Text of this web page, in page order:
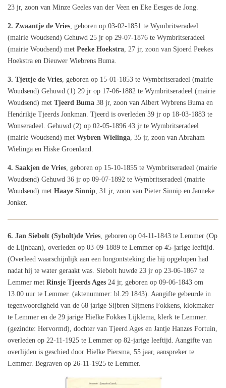
23 jr, zoon van Minze Geeles van der Veen en Eke Eesges de Jong.
2. Zwaantje de Vries , geboren op 03-02-1851 te Wymbritseradeel
(mairie Woudsend) Gehuwd 25 jr op 29-07-1876 te Wymbritseradeel
(mairie Woudsend) met Peeke Hoekstra , 27 jr, zoon van Sjoerd Peekes
Hoekstra en Dieuwer Wiebrens Buma.
3. Tjettje de Vries , geboren op 15-01-1853 te Wymbritseradeel (mairie
Woudsend) Gehuwd (1) 29 jr op 17-06-1882 te Wymbritseradeel (mairie
Woudsend) met Tjeerd Buma 38 jr, zoon van Albert Wybrens Buma en
Hendrikje Tjeerds Jonkman. Tjeerd is overleden 39 jr op 18-03-1883 te
Wonseradeel. Gehuwd (2) op 02-05-1896 43 jr te Wymbritseradeel
(mairie Woudsend) met Wybren Wielinga , 35 jr, zoon van Abraham
Wielinga en Hiske Groenland.
4. Saakjen de Vries , geboren op 15-10-1855 te Wymbritseradeel (mairie
Woudsend) Gehuwd 36 jr op 09-07-1892 te Wymbritseradeel (mairie
Woudsend) met Haaye Sinnip , 31 jr, zoon van Pieter Sinnip en Janneke
Jonker.
6. Jan Siebolt (Sybolt)de Vries , geboren op 04-11-1843 te Lemmer (Op
de Lijnbaan), overleden op 03‑09‑1889 te Lemmer op 45‑jarige leeftijd.
(Overleed waarschijnlijk aan een longontsteking die hij opgelopen had
nadat hij te water geraakt was. Siebolt huwde 23 jr op 23-06-1867 te
Lemmer met Rinsje Tjeerds Ages 24 jr, geboren op 09‑06‑1843 om
13.00 uur te Lemmer. (aktenummer: bl.29 1843). Aangifte gebeurde in
tegenwoordigheid van de 68 jarige Sijbren Sijmens Fokkens, klokmaker
te Lemmer en de 29 jarige Hielke Fokkes Lijklema, klerk te Lemmer.
(gezindte: Hervormd), dochter van Tjeerd Ages en Jantje Hanzes Fortuin,
overleden op 22‑11‑1925 te Lemmer op 82‑jarige leeftijd. Aangifte van
overlijden is geschied door Hielke Piersma, 55 jaar, aanspreker te
Lemmer. Begraven op 26‑11‑1925 te Lemmer.